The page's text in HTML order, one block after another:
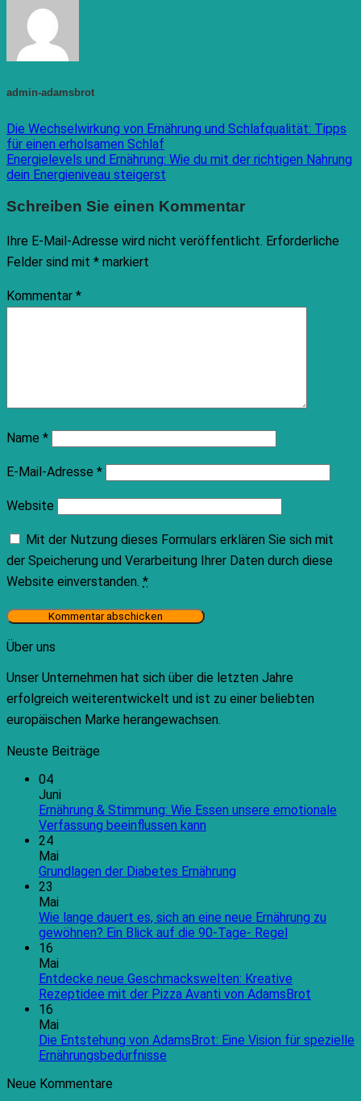
admin-adamsbrot
Die Wechselwirkung von Ernährung und Schlafqualität: Tipps
für einen erholsamen Schlaf
Energielevels und Ernährung: Wie du mit der richtigen Nahrung
dein Energieniveau steigerst
Schreiben Sie einen Kommentar
Ihre E-Mail-Adresse wird nicht veröffentlicht. Erforderliche
Felder sind mit * markiert
Kommentar *
Name *
E-Mail-Adresse *
Website
Mit der Nutzung dieses Formulars erklären Sie sich mit
der Speicherung und Verarbeitung Ihrer Daten durch diese
Website einverstanden. *
Über uns
Unser Unternehmen hat sich über die letzten Jahre
erfolgreich weiterentwickelt und ist zu einer beliebten
europäischen Marke herangewachsen.
Neuste Beiträge
04
Juni
Ernährung & Stimmung: Wie Essen unsere emotionale
Verfassung beeinflussen kann
Ernährung
Wie
Essen
Verfassung
beeinflussen
24
Mai
Grundlagen der Diabetes Ernährung
Grundlagen
der
23
Mai
Wie lange dauert es, sich an eine neue Ernährung zu
gewöhnen? Ein Blick auf die 90-Tage- Regel
Wie
lange
sich
16
Mai
Entdecke neue Geschmackswelten: Kreative
Rezeptidee mit der Pizza Avanti von AdamsBrot
16
Mai
Die Entstehung von AdamsBrot: Eine Vision für spezielle
Ernährungsbedürfnisse
Neue Kommentare